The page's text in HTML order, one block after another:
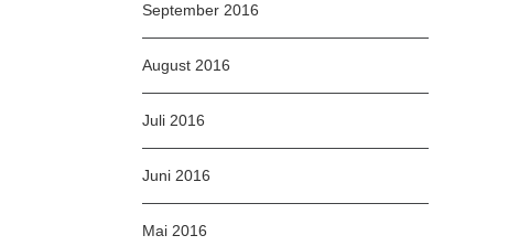
September 2016
August 2016
Juli 2016
Juni 2016
Mai 2016